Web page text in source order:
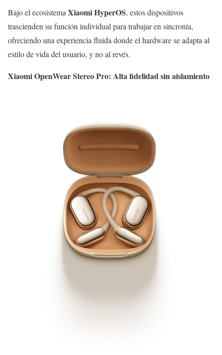
Bajo el ecosistema Xiaomi HyperOS, estos dispositivos
trascienden su función individual para trabajar en sincronía,
ofreciendo una experiencia fluida donde el hardware se adapta al
estilo de vida del usuario, y no al revés.
Xiaomi OpenWear Stereo Pro: Alta fidelidad sin aislamiento